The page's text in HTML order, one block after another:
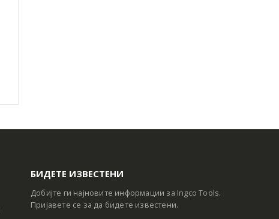
БИДЕТЕ ИЗВЕСТЕНИ
Добијте ги најновите информации за Ingco Tools.
Пријавете се за да бидете известени.